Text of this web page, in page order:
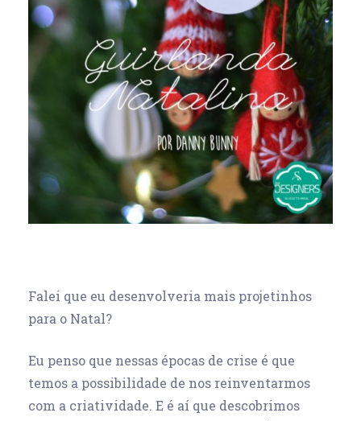
Falei que eu desenvolveria mais projetinhos
para o Natal?
Eu penso que nessas épocas de crise é que
temos a possibilidade de nos reinventarmos
com a criatividade. E é aí que descobrimos